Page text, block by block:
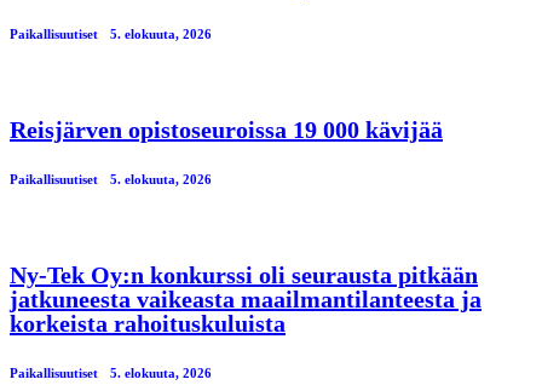
Paikallisuutiset 5. elokuuta, 2026
Reisjärven opistoseuroissa 19 000 kävijää
Paikallisuutiset 5. elokuuta, 2026
Ny-Tek Oy:n konkurssi oli seurausta pitkään
jatkuneesta vaikeasta maailmantilanteesta ja
korkeista rahoituskuluista
Paikallisuutiset 5. elokuuta, 2026